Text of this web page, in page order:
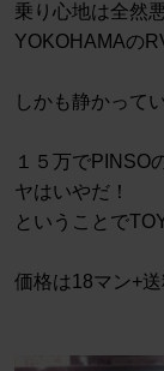
乗り心地は全然
YOKOHAMAの
しかも静かって
１５万でPINSO
ヤはいやだ！
ということで
価格は18マン+送